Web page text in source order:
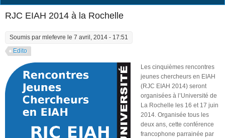
RJC EIAH 2014 à la Rochelle
Soumis par mlefevre le 7 avril, 2014 - 17:51
Edito
Les cinquièmes rencontres
jeunes chercheurs en EIAH
(RJC EIAH 2014) seront
organisées à l’Université de
La Rochelle les 16 et 17 juin
2014. Organisée tous les
deux ans, cette conférence
francophone parrainée par